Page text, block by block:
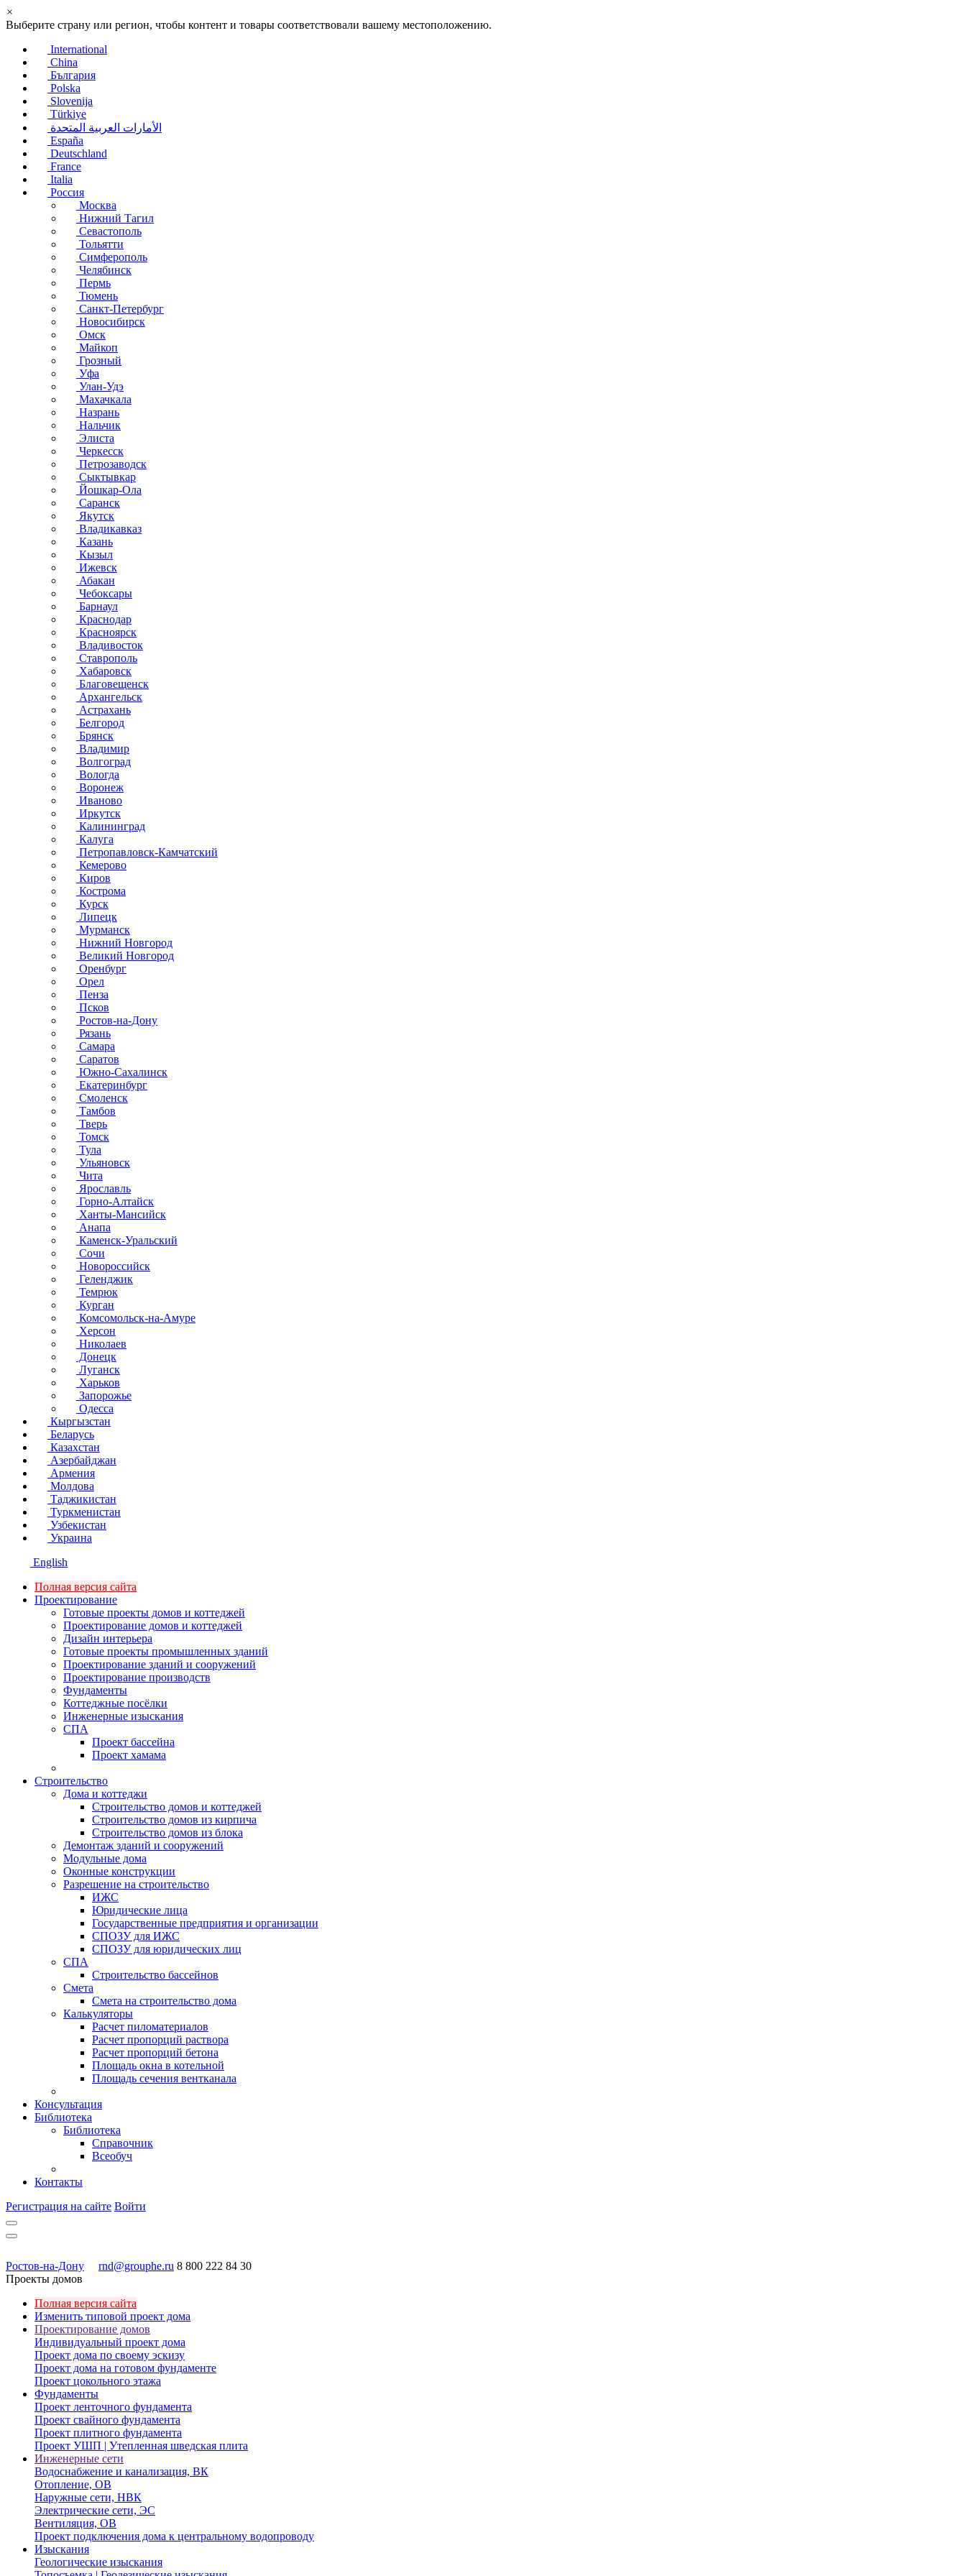
×
Выберите страну или регион, чтобы контент и товары соответствовали вашему местоположению.
International
China
България
Polska
Slovenija
Türkiye
الأمارات العربية المتحدة
España
Deutschland
France
Italia
Россия
Москва
Нижний Тагил
Севастополь
Тольятти
Симферополь
Челябинск
Пермь
Тюмень
Санкт-Петербург
Новосибирск
Омск
Майкоп
Грозный
Уфа
Улан-Удэ
Махачкала
Назрань
Нальчик
Элиста
Черкесск
Петрозаводск
Сыктывкар
Йошкар-Ола
Саранск
Якутск
Владикавказ
Казань
Кызыл
Ижевск
Абакан
Чебоксары
Барнаул
Краснодар
Красноярск
Владивосток
Ставрополь
Хабаровск
Благовещенск
Архангельск
Астрахань
Белгород
Брянск
Владимир
Волгоград
Вологда
Воронеж
Иваново
Иркутск
Калининград
Калуга
Петропавловск-Камчатский
Кемерово
Киров
Кострома
Курск
Липецк
Мурманск
Нижний Новгород
Великий Новгород
Оренбург
Орел
Пенза
Псков
Ростов-на-Дону
Рязань
Самара
Саратов
Южно-Сахалинск
Екатеринбург
Смоленск
Тамбов
Тверь
Томск
Тула
Ульяновск
Чита
Ярославль
Горно-Алтайск
Ханты-Мансийск
Анапа
Каменск-Уральский
Сочи
Новороссийск
Геленджик
Темрюк
Курган
Комсомольск-на-Амуре
Херсон
Николаев
Донецк
Луганск
Харьков
Запорожье
Одесса
Кыргызстан
Беларусь
Казахстан
Азербайджан
Армения
Молдова
Таджикистан
Туркменистан
Узбекистан
Украина
English
Полная версия сайта
Проектирование
Готовые проекты домов и коттеджей
Проектирование домов и коттеджей
Дизайн интерьера
Готовые проекты промышленных зданий
Проектирование зданий и сооружений
Проектирование производств
Фундаменты
Коттеджные посёлки
Инженерные изыскания
СПА
Проект бассейна
Проект хамама
Строительство
Дома и коттеджи
Строительство домов и коттеджей
Строительство домов из кирпича
Строительство домов из блока
Демонтаж зданий и сооружений
Модульные дома
Оконные конструкции
Разрешение на строительство
ИЖС
Юридические лица
Государственные предприятия и организации
СПОЗУ для ИЖС
СПОЗУ для юридических лиц
СПА
Строительство бассейнов
Смета
Смета на строительство дома
Калькуляторы
Расчет пиломатериалов
Расчет пропорций раствора
Расчет пропорций бетона
Площадь окна в котельной
Площадь сечения вентканала
Консультация
Библиотека
Библиотека
Справочник
Всеобуч
Контакты
Регистрация на сайте Войти
Ростов-на-Дону rnd@grouphe.ru 8 800 222 84 30
Проекты домов
Полная версия сайта
Изменить типовой проект дома
Проектирование домов
Индивидуальный проект дома
Проект дома по своему эскизу
Проект дома на готовом фундаменте
Проект цокольного этажа
Фундаменты
Проект ленточного фундамента
Проект свайного фундамента
Проект плитного фундамента
Проект УШП | Утепленная шведская плита
Инженерные сети
Водоснабжение и канализация, ВК
Отопление, ОВ
Наружные сети, НВК
Электрические сети, ЭС
Вентиляция, ОВ
Проект подключения дома к центральному водопроводу
Изыскания
Геологические изыскания